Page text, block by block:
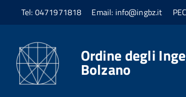
Tel: 0471971818 Email: info@ingbz.it
Ordine degli
Bolzano